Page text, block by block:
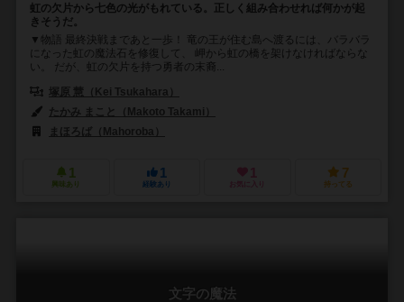
虹の欠片から七色の光がもれている。正しく組み合わせれば何かが起
きそうだ。
▼物語 最終決戦まであと一歩！ 竜の王が住む島へ渡るには、バラバラ
になった虹の魔法石を修復して、 岬から虹の橋を架けなければならな
い。 だが、虹の欠片を持つ勇者の末裔...
塚原 慧（Kei Tsukahara）
たかみ まこと（Makoto Takami）
まほろば（Mahoroba）
1
興味あり
1
経験あり
1
お気に入り
7
持ってる
文字の魔法